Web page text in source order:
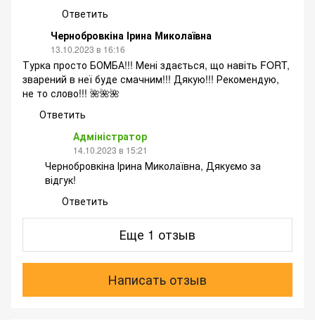
Ответить
Чернобровкіна Ірина Миколаївна
13.10.2023 в 16:16
Турка просто БОМБА!!! Мені здається, що навіть FORT,
зварений в неї буде смачним!!! Дякую!!! Рекомендую,
не то слово!!! 🌺🌺🌺
Ответить
Адміністратор
14.10.2023 в 15:21
Чернобровкіна Ірина Миколаївна, Дякуємо за
відгук!
Ответить
Еще 1 отзыв
Написать отзыв